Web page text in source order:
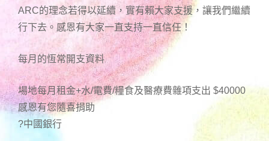
ARC的理念若得以延續，實有賴大家支援，讓我們繼續
行下去。感恩有大家一直支持一直信任！
每月的恆常開支資料
場地每月租金+水/電費/糧食及醫療費雜項支出 $40000
感恩有您隨喜捐助
?中國銀行